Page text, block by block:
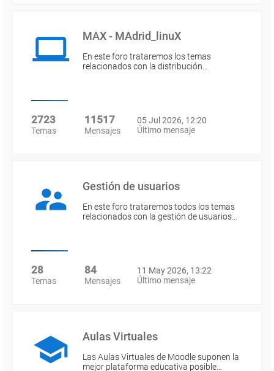
MAX - MAdrid_linuX
En este foro trataremos los temas
relacionados con la distribución…
2723
Temas
11517
Mensajes
05 Jul 2026, 12:20
Último mensaje
Gestión de usuarios
En este foro trataremos todos los temas
relacionados con la gestión de usuarios…
28
Temas
84
Mensajes
11 May 2026, 13:22
Último mensaje
Aulas Virtuales
Las Aulas Virtuales de Moodle suponen la
mejor plataforma educativa posible…